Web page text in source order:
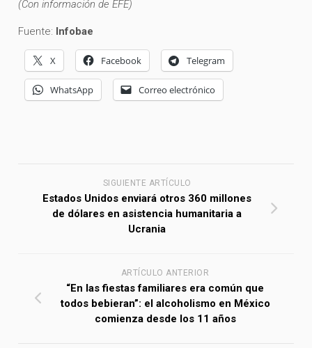
(Con información de EFE)
Fuente: Infobae
X Facebook Telegram
WhatsApp Correo electrónico
SIGUIENTE ARTÍCULO
Estados Unidos enviará otros 360 millones
de dólares en asistencia humanitaria a
Ucrania
ARTÍCULO ANTERIOR
“En las fiestas familiares era común que
todos bebieran”: el alcoholismo en México
comienza desde los 11 años